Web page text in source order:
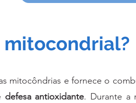
mitocondrial?
mitocôndrias e fornece o
defesa antioxidante. Durante a